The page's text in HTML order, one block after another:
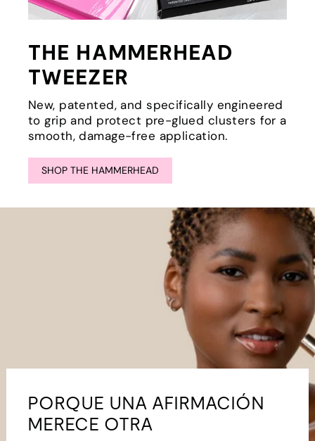
THE HAMMERHEAD
TWEEZER
New, patented, and specifically engineered
to grip and protect pre-glued clusters for a
smooth, damage-free application.
SHOP THE HAMMERHEAD
PORQUE UNA AFIRMACIÓN
MERECE OTRA